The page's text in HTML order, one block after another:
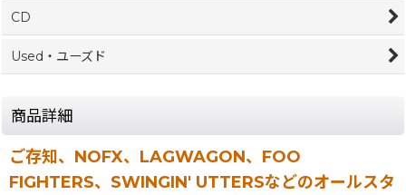
CD
Used・ユーズド
商品詳細
ご存知、NOFX、LAGWAGON、FOO
FIGHTERS、SWINGIN' UTTERSなどのオールスタ